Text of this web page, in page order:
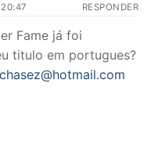
RESPONDER
Fame já foi
titulo em portugues?